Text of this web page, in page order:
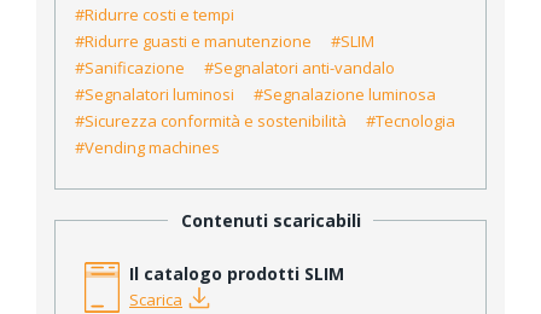
#Ridurre costi e tempi
#Ridurre guasti e manutenzione
#SLIM
#Sanificazione
#Segnalatori anti-vandalo
#Segnalatori luminosi
#Segnalazione luminosa
#Sicurezza conformità e sostenibilità
#Tecnologia
#Vending machines
Contenuti scaricabili
Il catalogo prodotti SLIM
Scarica